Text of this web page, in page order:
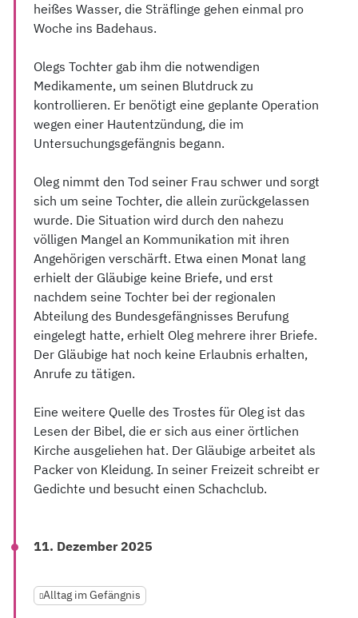
heißes Wasser, die Sträflinge gehen einmal pro
Woche ins Badehaus.
Olegs Tochter gab ihm die notwendigen
Medikamente, um seinen Blutdruck zu
kontrollieren. Er benötigt eine geplante Operation
wegen einer Hautentzündung, die im
Untersuchungsgefängnis begann.
Oleg nimmt den Tod seiner Frau schwer und sorgt
sich um seine Tochter, die allein zurückgelassen
wurde. Die Situation wird durch den nahezu
völligen Mangel an Kommunikation mit ihren
Angehörigen verschärft. Etwa einen Monat lang
erhielt der Gläubige keine Briefe, und erst
nachdem seine Tochter bei der regionalen
Abteilung des Bundesgefängnisses Berufung
eingelegt hatte, erhielt Oleg mehrere ihrer Briefe.
Der Gläubige hat noch keine Erlaubnis erhalten,
Anrufe zu tätigen.
Eine weitere Quelle des Trostes für Oleg ist das
Lesen der Bibel, die er sich aus einer örtlichen
Kirche ausgeliehen hat. Der Gläubige arbeitet als
Packer von Kleidung. In seiner Freizeit schreibt er
Gedichte und besucht einen Schachclub.
11. Dezember 2025
Alltag im Gefängnis